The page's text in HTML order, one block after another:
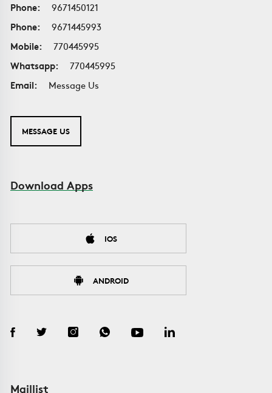
Phone:
9671450121
Phone:
9671445993
Mobile:
770445995
Whatsapp:
770445995
Email:
Message Us
MESSAGE US
Download Apps
IOS
ANDROID
Maillist